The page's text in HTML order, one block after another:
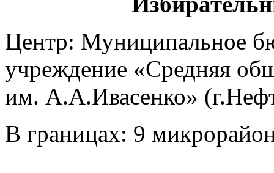
Центр: Муниципальное
учреждение «Средняя
им. А.А.Ивасенко»
В границах: 9